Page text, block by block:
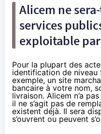
Alicem ne
services
exploitable
Pour la plupart des
identification de
exemple, un site
bancaire à votre nom,
livraison. Alicem n’a
il ne s’agit pas de
existent déjà. Il sera
s’ouvrent ou peuvent